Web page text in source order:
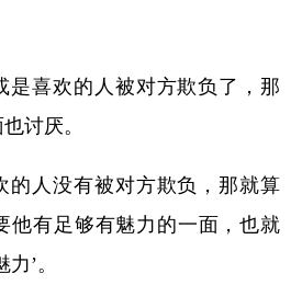
是喜欢的人被对方欺负了，那
讨厌。
的人没有被对方欺负，那就算
他有足够有魅力的一面，也就
’。